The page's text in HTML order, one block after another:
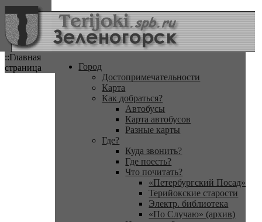
::Главная
страница
Город
Достопримечательности
Карта
Как добраться?
Автобусы
Карта автобусов
Разные карты
Где?
Куда звонить?
Где поесть?
Что почитать?
«Петербургский Посад»
Терийокские старости
Электр. библиотека
«По Случаю» (архив)